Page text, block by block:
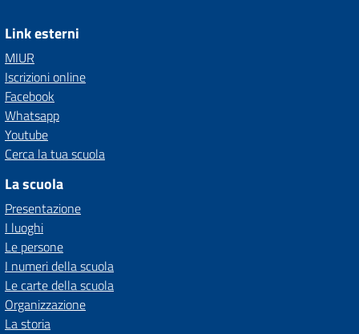
Link esterni
MIUR
Iscrizioni online
Facebook
Whatsapp
Youtube
Cerca la tua scuola
La scuola
Presentazione
I luoghi
Le persone
I numeri della scuola
Le carte della scuola
Organizzazione
La storia